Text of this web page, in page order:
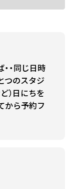
・同じ日時
つのスタジ
）日にちを
から予約フ